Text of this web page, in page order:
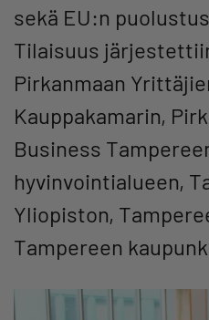
sekä EU:n
Tilaisuus
Pirkanmaan
Kauppakamarin,
Business
hyvinvointialueen,
Yliopiston,
Tampereen